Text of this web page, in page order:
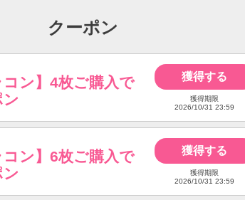
クーポン
コン】4枚ご購入で
獲得する
獲得期限
2026/10/31 23:59
コン】6枚ご購入で
獲得する
獲得期限
2026/10/31 23:59